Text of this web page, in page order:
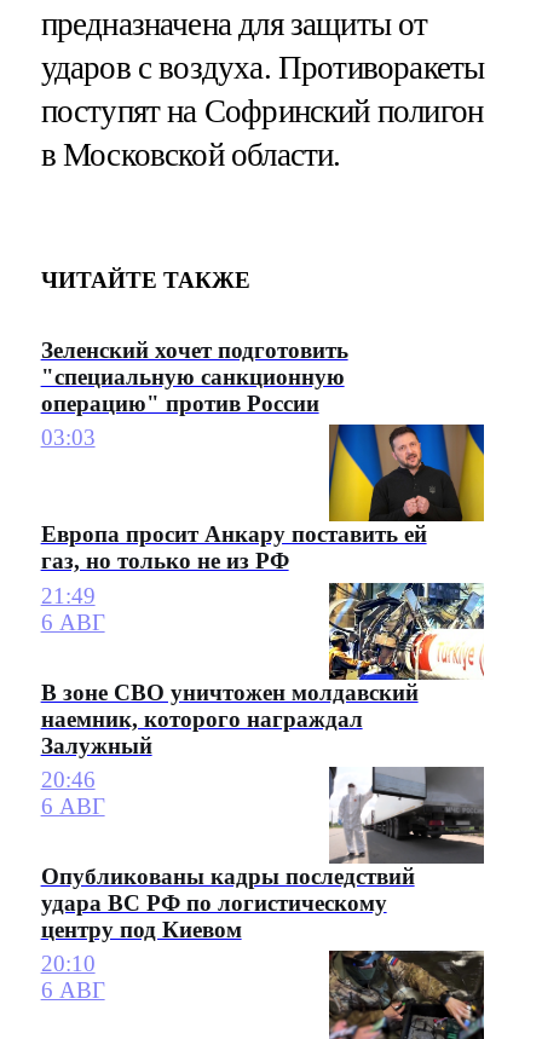
предназначена для защиты от
ударов с воздуха. Противоракеты
поступят на Софринский полигон
в Московской области.
ЧИТАЙТЕ ТАКЖЕ
Зеленский хочет подготовить
"специальную санкционную
операцию" против России
03:03
Европа просит Анкару поставить ей
газ, но только не из РФ
21:49
6 АВГ
В зоне СВО уничтожен молдавский
наемник, которого награждал
Залужный
20:46
6 АВГ
Опубликованы кадры последствий
удара ВС РФ по логистическому
центру под Киевом
20:10
6 АВГ